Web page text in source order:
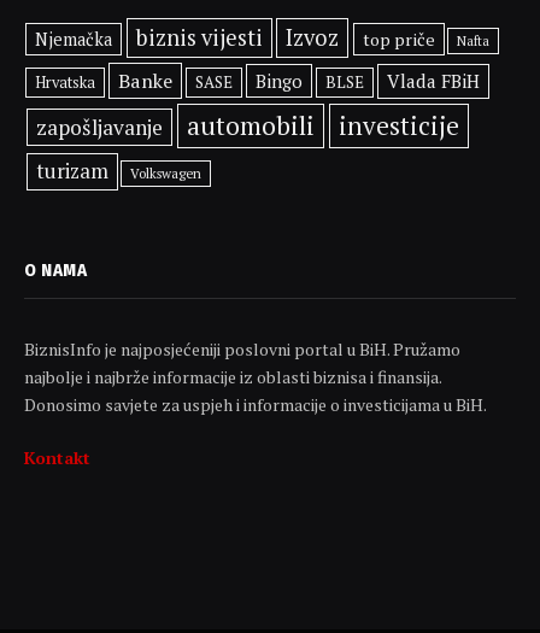
Njemačka biznis vijesti Izvoz top priče Nafta
Hrvatska Banke SASE Bingo BLSE Vlada FBiH
zapošljavanje automobili investicije
turizam Volkswagen
O NAMA
BiznisInfo je najposjećeniji poslovni portal u BiH. Pružamo
najbolje i najbrže informacije iz oblasti biznisa i finansija.
Donosimo savjete za uspjeh i informacije o investicijama u BiH.
Kontakt